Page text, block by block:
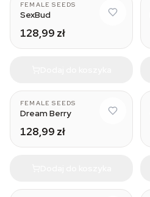
FEMALE SEEDS
SexBud
128,99 zł
FEMALE SEEDS
Dream Berry
128,99 zł